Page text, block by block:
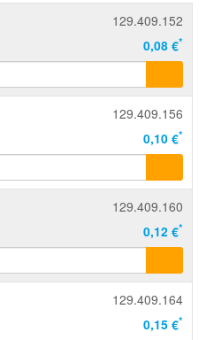
129.409.152
0,08 €*
129.409.156
0,10 €*
129.409.160
0,12 €*
129.409.164
0,15 €*